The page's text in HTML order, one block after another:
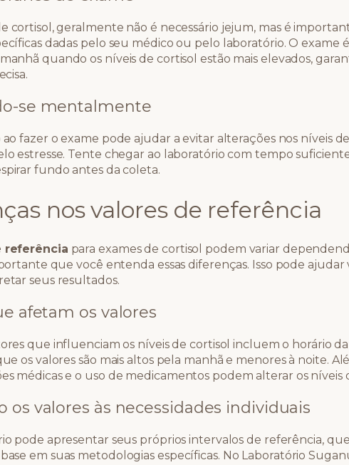
cortisol, geralmente não é necessário jejum, mas é
dadas pelo seu médico ou pelo laboratório. O exame
quando os níveis de cortisol estão mais elevados,
se mentalmente
fazer o exame pode ajudar a evitar alterações nos níveis
estresse. Tente chegar ao laboratório com tempo
fundo antes da coleta.
nos valores de referência
referência para exames de cortisol podem variar
que você entenda essas diferenças. Isso pode ajudar
seus resultados.
afetam os valores
que influenciam os níveis de cortisol incluem o horário
os valores são mais altos pela manhã e menores à noite.
médicas e o uso de medicamentos podem alterar os níveis
os valores às necessidades individuais
pode apresentar seus próprios intervalos de referência,
em suas metodologias específicas. No Laboratório